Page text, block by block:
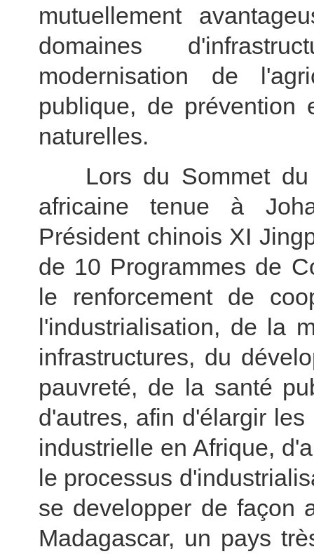
mutuellement
domaines
modernisation de
publique, de prévention
naturelles.
Lors du Sommet du
africaine tenue à
Président chinois XI
de 10 Programmes de
le renforcement de
l'industrialisation, de la
infrastructures, du
pauvreté, de la santé
d'autres, afin d'élargir
industrielle en Afrique,
le processus
se developper de façon
Madagascar, un pays